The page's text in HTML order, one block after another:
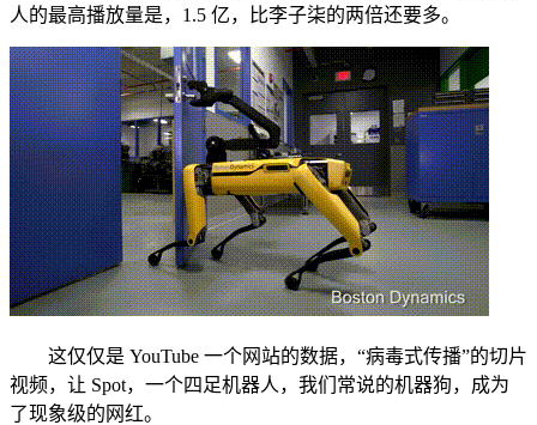
人的最高播放量是，1.5 亿，比李子柒的两倍还要多。
这仅仅是 YouTube 一个网站的数据，“病毒式传播”的切片
视频，让 Spot，一个四足机器人，我们常说的机器狗，成为
了现象级的网红。